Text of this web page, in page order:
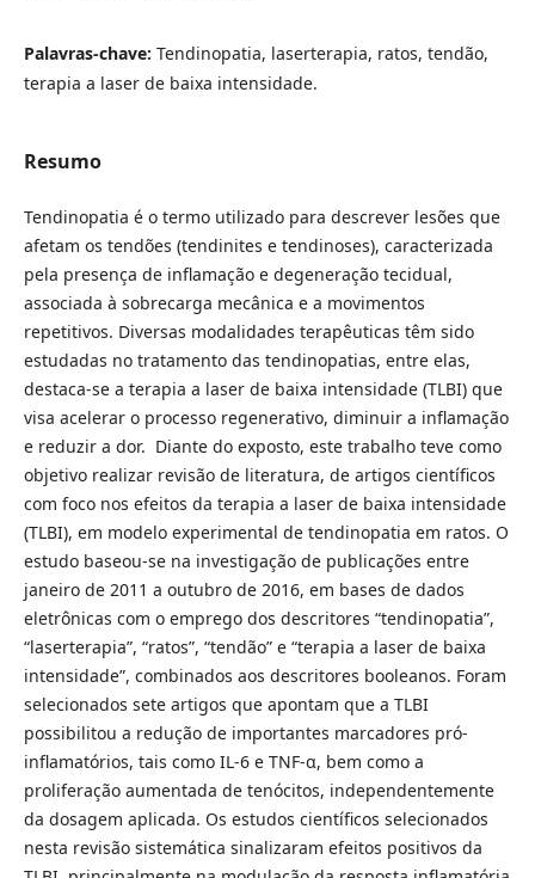
Palavras-chave: Tendinopatia, laserterapia, ratos, tendão,
terapia a laser de baixa intensidade.
Resumo
Tendinopatia é o termo utilizado para descrever lesões que
afetam os tendões (tendinites e tendinoses), caracterizada
pela presença de inflamação e degeneração tecidual,
associada à sobrecarga mecânica e a movimentos
repetitivos. Diversas modalidades terapêuticas têm sido
estudadas no tratamento das tendinopatias, entre elas,
destaca-se a terapia a laser de baixa intensidade (TLBI) que
visa acelerar o processo regenerativo, diminuir a inflamação
e reduzir a dor. Diante do exposto, este trabalho teve como
objetivo realizar revisão de literatura, de artigos científicos
com foco nos efeitos da terapia a laser de baixa intensidade
(TLBI), em modelo experimental de tendinopatia em ratos. O
estudo baseou-se na investigação de publicações entre
janeiro de 2011 a outubro de 2016, em bases de dados
eletrônicas com o emprego dos descritores “tendinopatia”,
“laserterapia”, “ratos”, “tendão” e “terapia a laser de baixa
intensidade”, combinados aos descritores booleanos. Foram
selecionados sete artigos que apontam que a TLBI
possibilitou a redução de importantes marcadores pró-
inflamatórios, tais como IL-6 e TNF-α, bem como a
proliferação aumentada de tenócitos, independentemente
da dosagem aplicada. Os estudos científicos selecionados
nesta revisão sistemática sinalizaram efeitos positivos da